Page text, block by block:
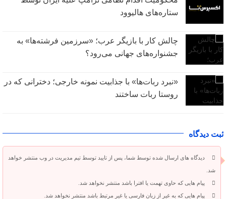
ستاره‌های هالیوود
چالش کار با بازیگر عرب؛ «سرزمین فرشته‌ها» به
جشنواره‌های جهانی می‌رود؟
«نبرد ربات‌ها» با جذابیت نمونه خارجی؛ دخترانی که در
روستا ربات ساختند
ثبت دیدگاه
دیدگاه های ارسال شده توسط شما، پس از تایید توسط تیم مدیریت در وب منتشر خواهد
شد.
پیام هایی که حاوی تهمت یا افترا باشد منتشر نخواهد شد.
پیام هایی که به غیر از زبان فارسی یا غیر مرتبط باشد منتشر نخواهد شد.